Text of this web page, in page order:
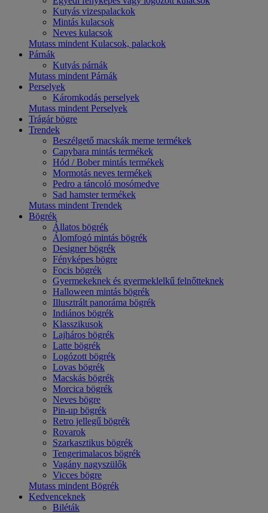
Kutyás vizespalackok
Mintás kulacsok
Neves kulacsok
Mutass mindent Kulacsok, palackok
Párnák
Kutyás párnák
Mutass mindent Párnák
Perselyek
Káromkodás perselyek
Mutass mindent Perselyek
Trágár bögre
Trendek
Beszélgető macskák meme termékek
Capybara mintás termékek
Hód / Bober mintás termékek
Mormotás neves termékek
Pedro a táncoló mosómedve
Sad hamster termékek
Mutass mindent Trendek
Bögrék
Állatos bögrék
Álomfogó mintás bögrék
Designer bögrék
Fényképes bögre
Focis bögrék
Gyermekeknek és gyermeklelkű felnőtteknek
Halloween mintás bögrék
Illusztrált panoráma bögrék
Indiános bögrék
Klasszikusok
Lajháros bögrék
Latte bögrék
Logózott bögrék
Lovas bögrék
Macskás bögrék
Morcica bögrék
Neves bögre
Pin-up bögrék
Retro jellegű bögrék
Rovarok
Szarkasztikus bögrék
Tengerimalacos bögrék
Vagány nagyszülők
Vicces bögre
Mutass mindent Bögrék
Kedvenceknek
Biléták